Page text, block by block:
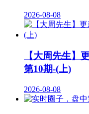
2026-08-08
【大周先生】
第10期-(上)
2026-08-08